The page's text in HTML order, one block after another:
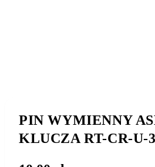
PIN WYMIENNY
KLUCZA RT-CR-U-3